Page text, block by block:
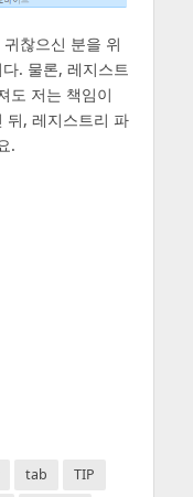
찮으신 분을 위
. 물론, 레지스트
도 저는 책임이
뒤, 레지스트리 파
.
tab
TIP